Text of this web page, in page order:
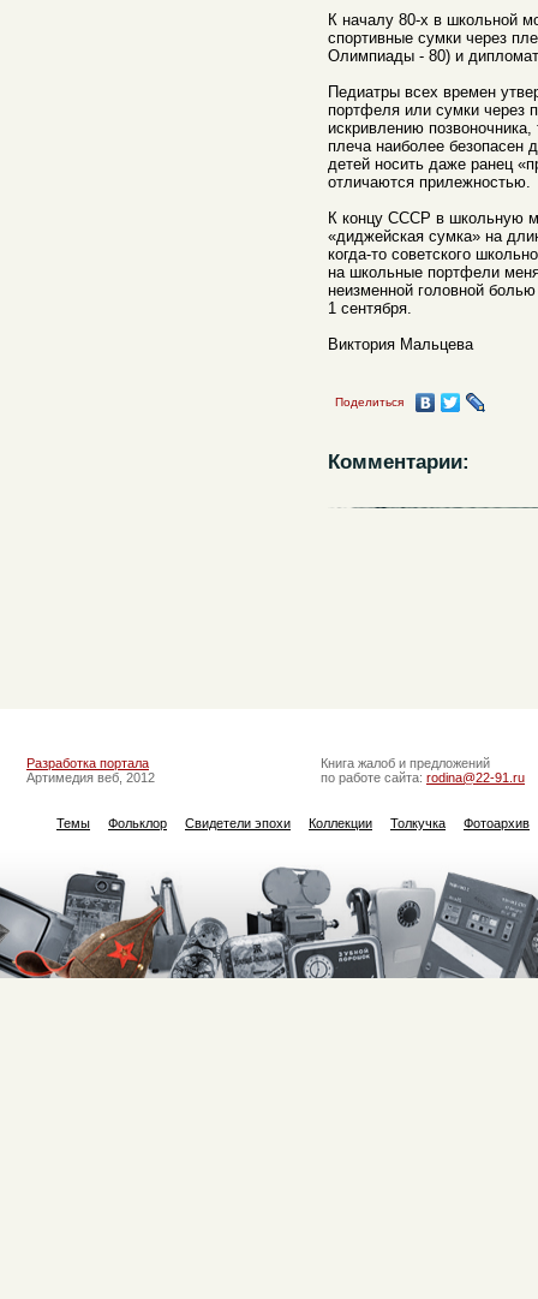
К началу 80-х в школьной
спортивные сумки через
Олимпиады - 80) и
Педиатры всех времен
портфеля или сумки через
искривлению
плеча наиболее безопасен
детей носить даже ранец
отличаются прилежностью.
К концу СССР в школьную
«диджейская сумка» на
когда-то советского
на школьные портфели
неизменной головной
1 сентября.
Виктория Мальцева
Поделиться
Комментарии:
Разработка портала
Артимедия веб, 2012
Книга жалоб и предложений
по работе сайта: rodina@22-91.ru
Темы Фольклор Свидетели эпохи Коллекции Толкучка Фотоархив